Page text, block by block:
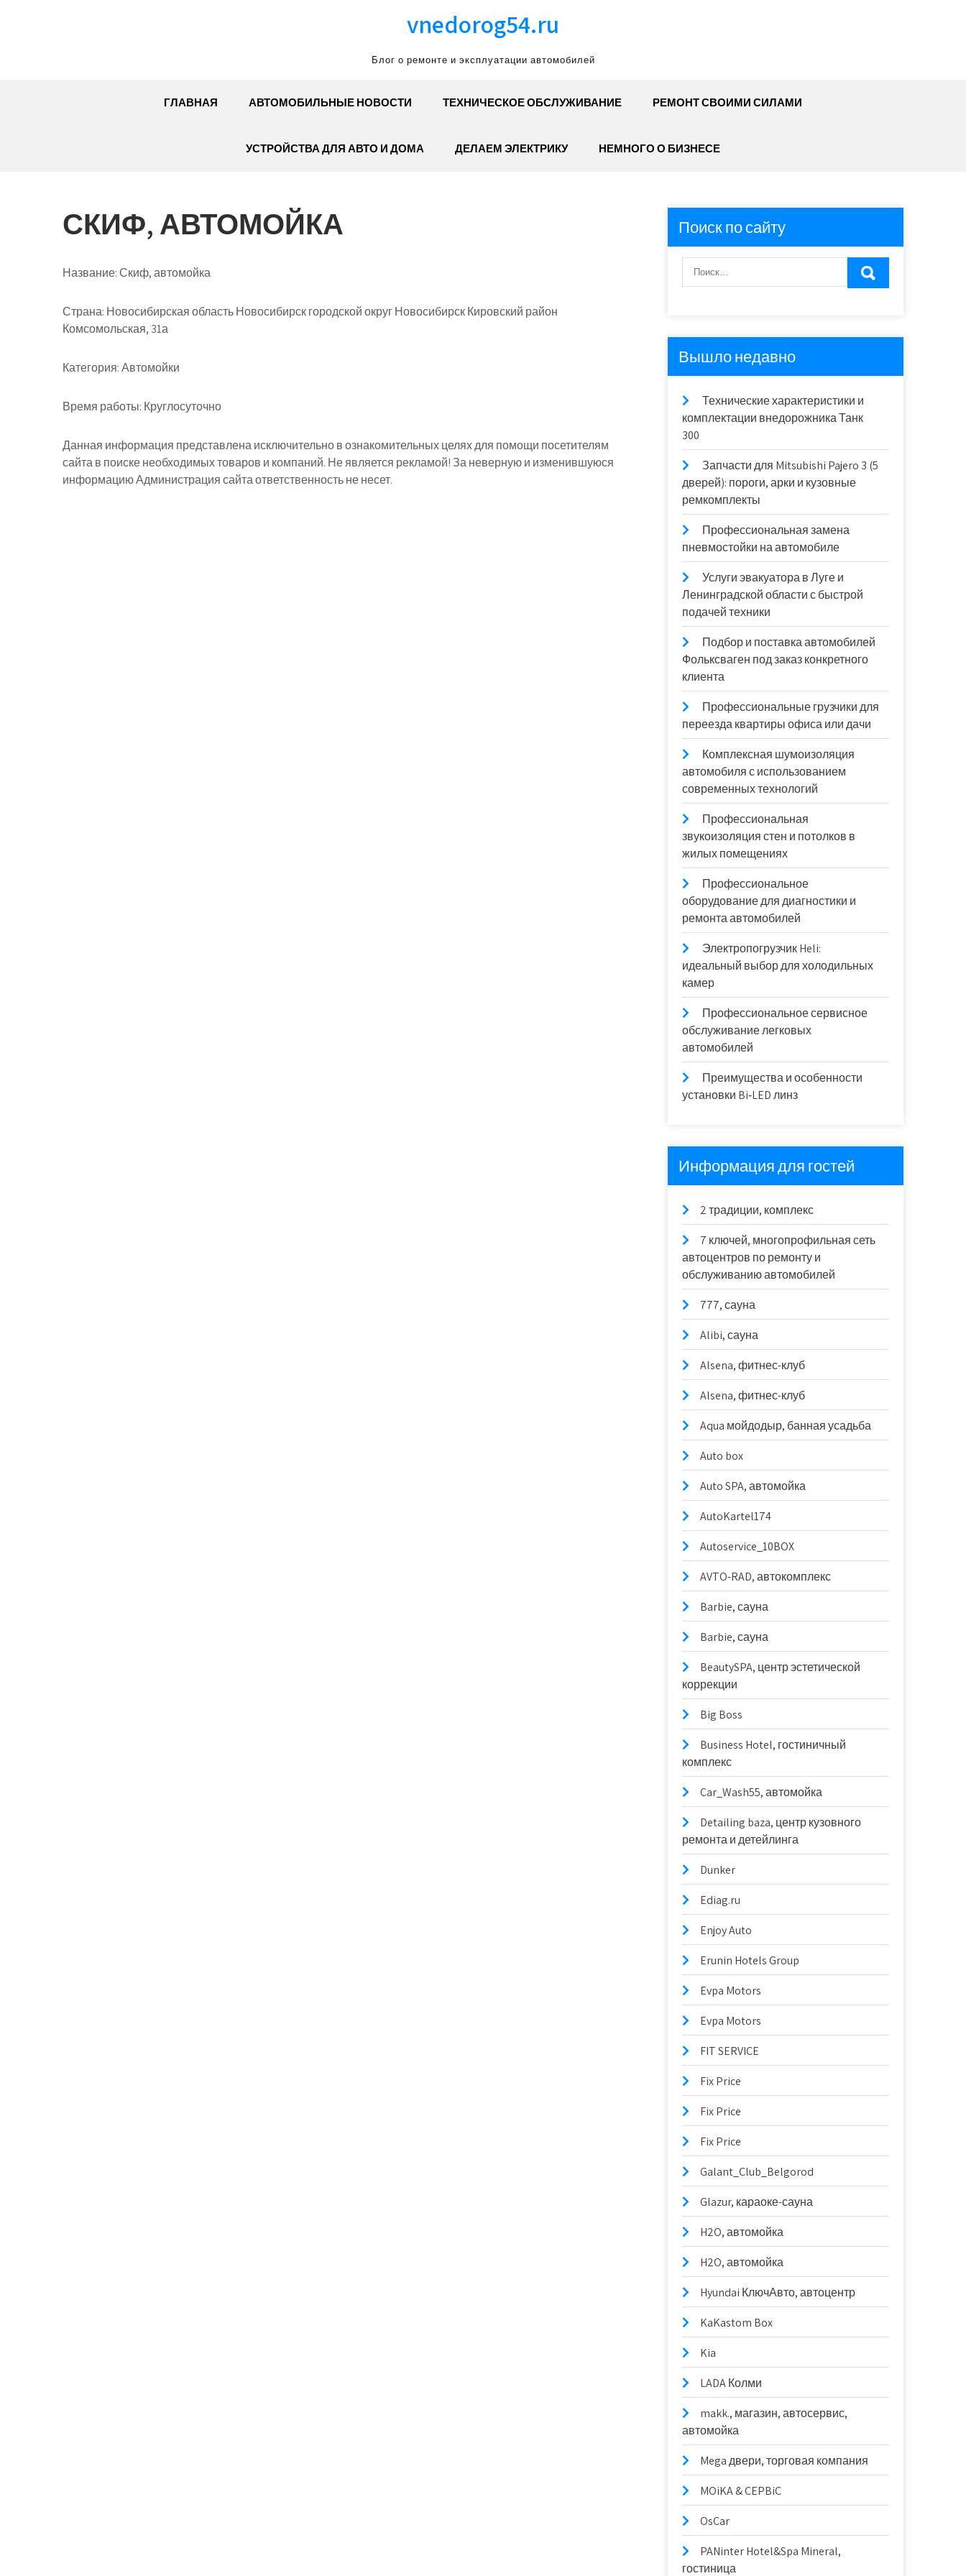
vnedorog54.ru
Блог о ремонте и эксплуатации автомобилей
ГЛАВНАЯ АВТОМОБИЛЬНЫЕ НОВОСТИ ТЕХНИЧЕСКОЕ ОБСЛУЖИВАНИЕ РЕМОНТ СВОИМИ СИЛАМИ
УСТРОЙСТВА ДЛЯ АВТО И ДОМА ДЕЛАЕМ ЭЛЕКТРИКУ НЕМНОГО О БИЗНЕСЕ
СКИФ, АВТОМОЙКА
Название:Скиф, автомойка
Страна: Новосибирская область Новосибирск городской округ Новосибирск Кировский район
Комсомольская, 31а
Категория:Автомойки
Время работы: Круглосуточно
Данная информация представлена исключительно в ознакомительных целях для помощи посетителям
сайта в поиске необходимых товаров и компаний. Не является рекламой! За неверную и изменившуюся
информацию Администрация сайта ответственность не несет.
Поиск по сайту
Вышло недавно
Технические характеристики и
комплектации внедорожника Танк
300
Запчасти для Mitsubishi Pajero 3 (5
дверей): пороги, арки и кузовные
ремкомплекты
Профессиональная замена
пневмостойки на автомобиле
Услуги эвакуатора в Луге и
Ленинградской области с быстрой
подачей техники
Подбор и поставка автомобилей
Фольксваген под заказ конкретного
клиента
Профессиональные грузчики для
переезда квартиры офиса или дачи
Комплексная шумоизоляция
автомобиля с использованием
современных технологий
Профессиональная
звукоизоляция стен и потолков в
жилых помещениях
Профессиональное
оборудование для диагностики и
ремонта автомобилей
Электропогрузчик Heli:
идеальный выбор для холодильных
камер
Профессиональное сервисное
обслуживание легковых
автомобилей
Преимущества и особенности
установки Bi‑LED линз
Информация для гостей
2 традиции, комплекс
7 ключей, многопрофильная сеть
автоцентров по ремонту и
обслуживанию автомобилей
777, сауна
Alibi, сауна
Alsena, фитнес-клуб
Alsena, фитнес-клуб
Aqua мойдодыр, банная усадьба
Auto box
Auto SPA, автомойка
AutoKartel174
Autoservice_10BOX
AVTO-RAD, автокомплекс
Barbie, сауна
Barbie, сауна
BeautySPA, центр эстетической
коррекции
Big Boss
Business Hotel, гостиничный
комплекс
Car_Wash55, автомойка
Detailing baza, центр кузовного
ремонта и детейлинга
Dunker
Ediag.ru
Enjoy Auto
Erunin Hotels Group
Evpa Motors
Evpa Motors
FIT SERVICE
Fix Price
Fix Price
Fix Price
Galant_Club_Belgorod
Glazur, караоке-сауна
H2O, автомойка
H2O, автомойка
Hyundai КлючАвто, автоцентр
KaKastom Box
Kia
LADA Колми
makk., магазин, автосервис,
автомойка
Mega двери, торговая компания
MOiKA & CEPBiC
OsCar
PANinter Hotel&Spa Mineral,
гостиница